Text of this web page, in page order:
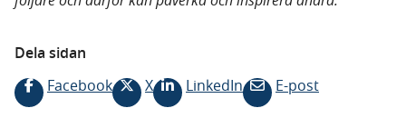
Dela sidan
Facebook
X LinkedIn E-post